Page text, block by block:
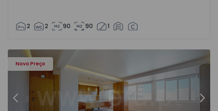
2 2 90 90 1
Novo Preço
Apartamento T3 Lisboa, Alvalade - 1527713 - 2
Anterior